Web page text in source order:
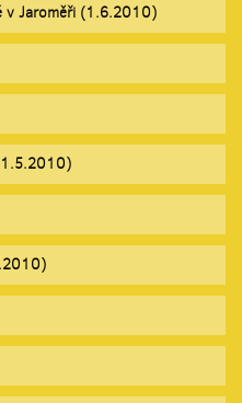
v Jaroměři (1.6.2010)